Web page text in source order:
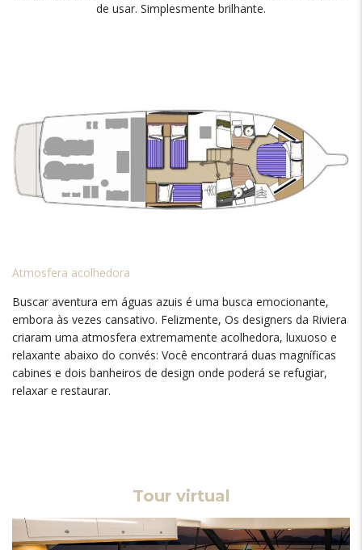
de usar. Simplesmente brilhante.
Atmosfera acolhedora
Buscar aventura em águas azuis é uma busca emocionante,
embora às vezes cansativo. Felizmente, Os designers da Riviera
criaram uma atmosfera extremamente acolhedora, luxuoso e
relaxante abaixo do convés: Você encontrará duas magníficas
cabines e dois banheiros de design onde poderá se refugiar,
relaxar e restaurar.
Tour virtual